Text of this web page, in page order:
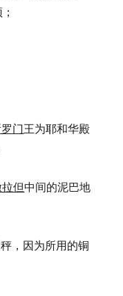
门王为耶和华殿
拉但中间的泥巴地
，因为所用的铜